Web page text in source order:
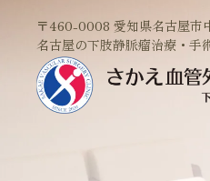
〒460-0008 愛知県名古屋市
名古屋の下肢静脈瘤治療・手